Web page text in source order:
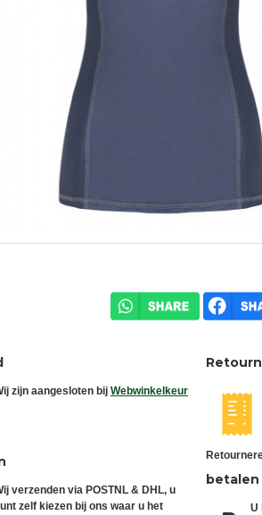
zijn aangesloten bij Webwinkelkeur
verzenden via POSTNL & DHL, u
zelf kiezen bij ons waar u het
betalen
U